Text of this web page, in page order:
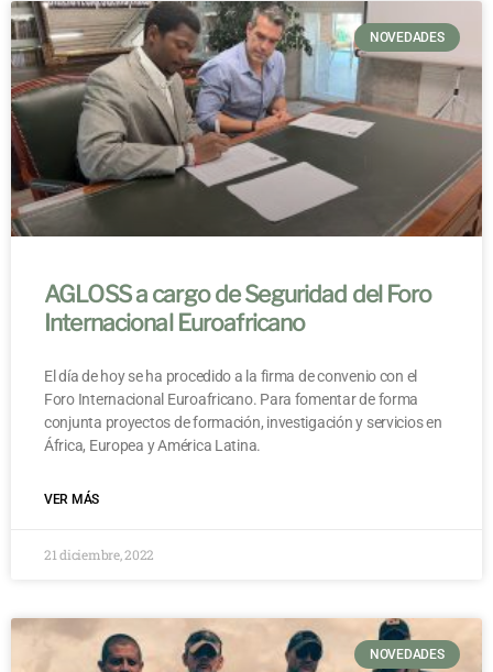
NOVEDADES
AGLOSS a cargo de Seguridad del Foro
Internacional Euroafricano
El día de hoy se ha procedido a la firma de convenio con el
Foro Internacional Euroafricano. Para fomentar de forma
conjunta proyectos de formación, investigación y servicios en
África, Europea y América Latina.
VER MÁS
21 diciembre, 2022
NOVEDADES